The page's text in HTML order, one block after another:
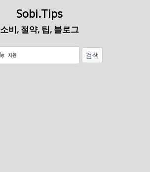
Sobi.Tips
소비, 절약, 팁, 블로그